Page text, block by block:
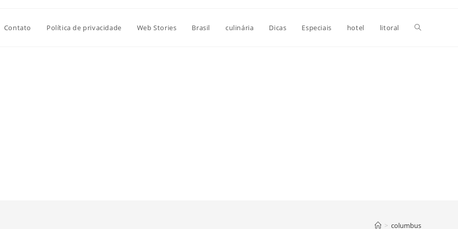
Contato Política de privacidade Web Stories Brasil culinária Dicas Especiais hotel litoral Alternar
> columbus